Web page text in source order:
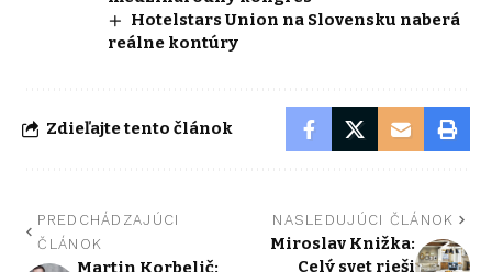
Hotelstars Union na Slovensku naberá
reálne kontúry
Zdieľajte tento článok
PREDCHÁDZAJÚCI
ČLÁNOK
Martin Korbelič:
NASLEDUJÚCI ČLÁNOK
Miroslav Knižka:
Celý svet rieši